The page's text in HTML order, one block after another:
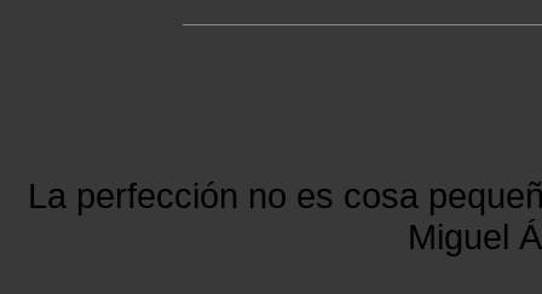
La perfección no es cosa
Miguel